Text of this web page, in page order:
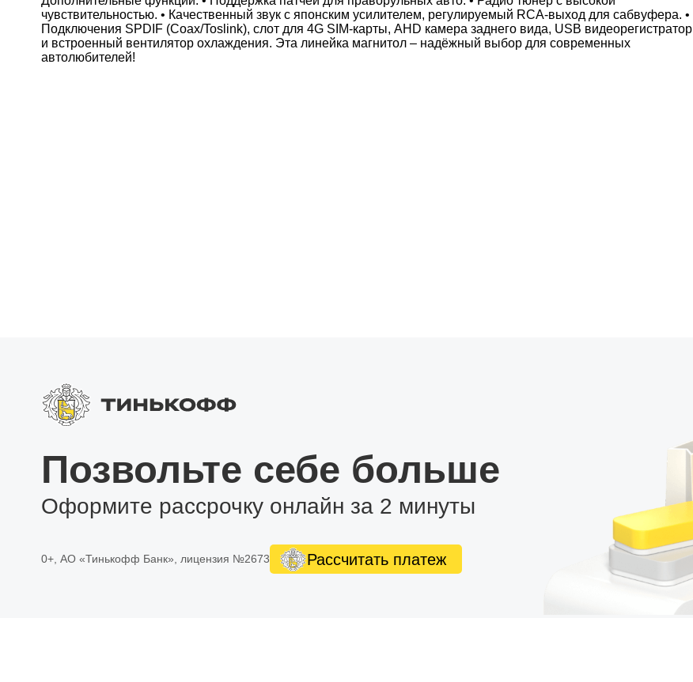
чувствительностью. • Качественный звук с японским усилителем, регулируемый RCA-выход для сабвуфера. •
Подключения SPDIF (Coax/Toslink), слот для 4G SIM-карты, AHD камера заднего вида, USB видеорегистратор
и встроенный вентилятор охлаждения. Эта линейка магнитол – надёжный выбор для современных
автолюбителей!
Позвольте себе больше
Оформите рассрочку онлайн за 2 минуты
0+, АО «Тинькофф Банк», лицензия №2673 Рассчитать платеж